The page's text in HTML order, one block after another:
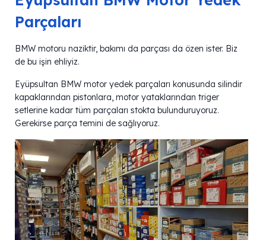
Parçaları
BMW motoru naziktir, bakımı da parçası da özen ister. Biz
de bu işin ehliyiz.
Eyüpsultan BMW motor yedek parçaları konusunda silindir
kapaklarından pistonlara, motor yataklarından triger
setlerine kadar tüm parçaları stokta bulunduruyoruz.
Gerekirse parça temini de sağlıyoruz.